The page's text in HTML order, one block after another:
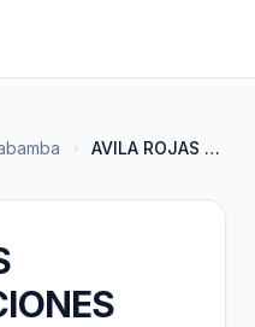
AVILA ROJAS CONSTRUCCIONES